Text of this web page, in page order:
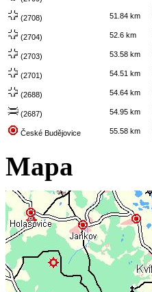
(2708) 51.84 km
(2704) 52.6 km
(2703) 53.58 km
(2701) 54.51 km
(2688) 54.64 km
(2687) 54.95 km
České Budějovice 55.58 km
Mapa